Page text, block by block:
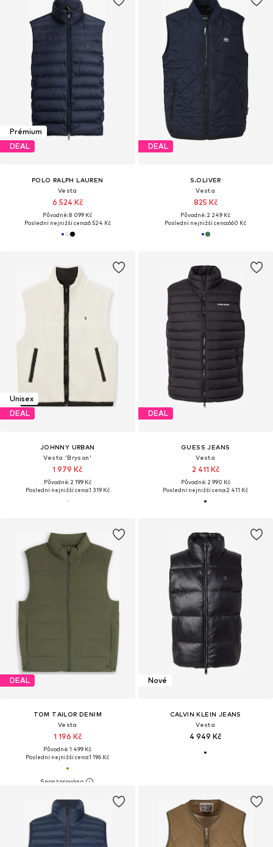
Prémium
DEAL
POLO RALPH LAUREN
Vesta
6 524 Kč
Původně: 8 099 Kč
Poslední nejnižší cena:6 524 Kč
DEAL
S.OLIVER
Vesta
825 Kč
Původně: 2 249 Kč
Poslední nejnižší cena:660 Kč
Unisex
DEAL
JOHNNY URBAN
Vesta 'Bryson'
1 979 Kč
Původně: 2 199 Kč
Poslední nejnižší cena:1 319 Kč
DEAL
GUESS JEANS
Vesta
2 411 Kč
Původně: 2 990 Kč
Poslední nejnižší cena:2 411 Kč
DEAL
TOM TAILOR DENIM
Vesta
1 196 Kč
Původně: 1 499 Kč
Poslední nejnižší cena:1 196 Kč
Nové
CALVIN KLEIN JEANS
Vesta
4 949 Kč